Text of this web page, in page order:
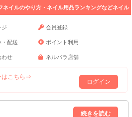
ネイルのやり方・ネイル用品ランキングなどネイル
ジ
会員登録
・配送 ポイント利用
わせ ネルパラ店舗
はこちら⇒
ログイン